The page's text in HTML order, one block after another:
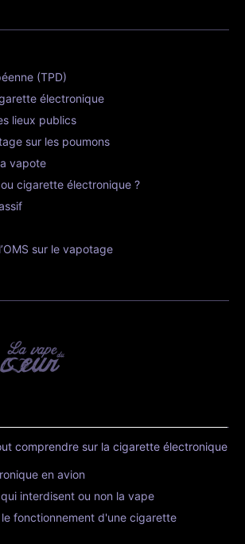
(TPD)
électronique
lieux publics
sur les poumons
vapote
cigarette électronique ?
sur le vapotage
comprendre sur la cigarette électronique
en avion
interdisent ou non la vape
fonctionnement d'une cigarette